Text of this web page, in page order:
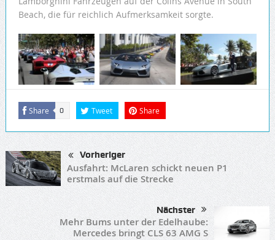
Beach, die für reichlich Aufmerksamkeit sorgte.
Share 0 Tweet Share
Vorheriger
Ausfahrt: McLaren schickt neuen P1
erstmals auf die Strecke
Nächster
Mehr Bums unter der Edelhaube:
Mercedes bringt CLS 63 AMG S